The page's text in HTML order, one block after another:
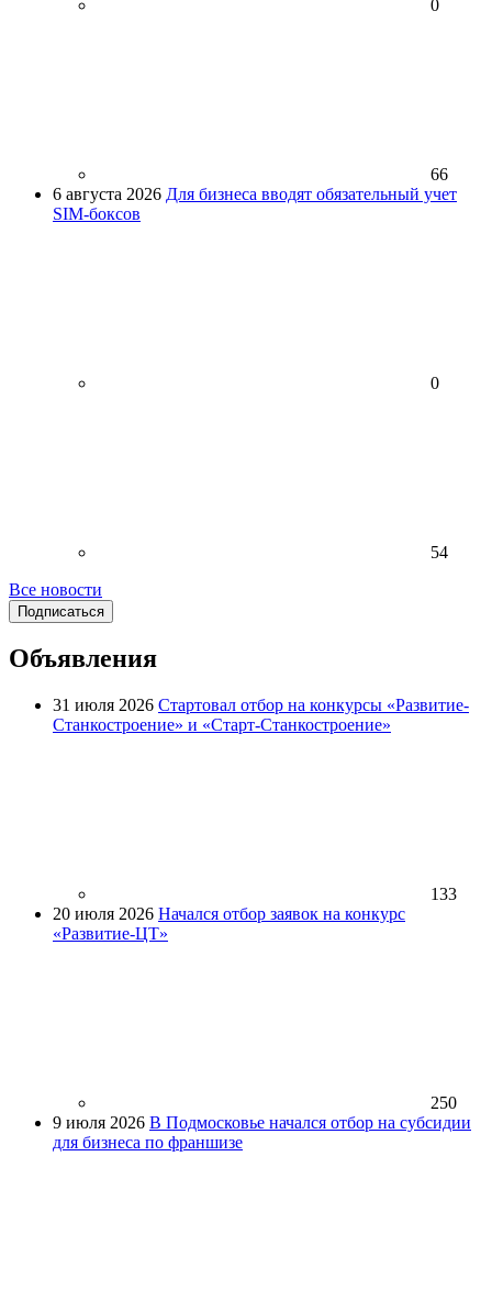
0
66
6 августа 2026 Для бизнеса вводят обязательный учет
SIM-боксов
0
54
Все новости
Подписаться
Объявления
31 июля 2026 Стартовал отбор на конкурсы «Развитие-
Станкостроение» и «Старт-Станкостроение»
133
20 июля 2026 Начался отбор заявок на конкурс
«Развитие-ЦТ»
250
9 июля 2026 В Подмосковье начался отбор на субсидии
для бизнеса по франшизе